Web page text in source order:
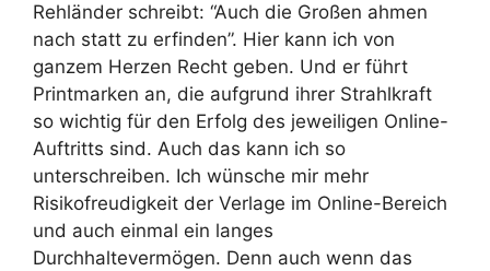
Rehländer schreibt: “Auch die Großen ahmen
nach statt zu erfinden”. Hier kann ich von
ganzem Herzen Recht geben. Und er führt
Printmarken an, die aufgrund ihrer Strahlkraft
so wichtig für den Erfolg des jeweiligen Online-
Auftritts sind. Auch das kann ich so
unterschreiben. Ich wünsche mir mehr
Risikofreudigkeit der Verlage im Online-Bereich
und auch einmal ein langes
Durchhaltevermögen. Denn auch wenn das